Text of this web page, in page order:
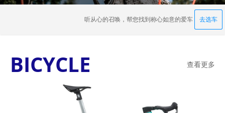
听从心的召唤，帮您找到称心如意的爱车 去选车
BICYCLE 查看更多